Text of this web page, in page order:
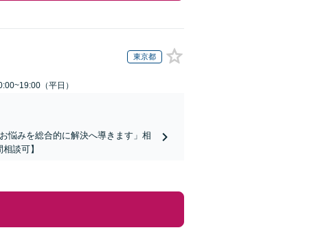
東京都
（平日）
悩みを総合的に解決へ導きます」相
談可】